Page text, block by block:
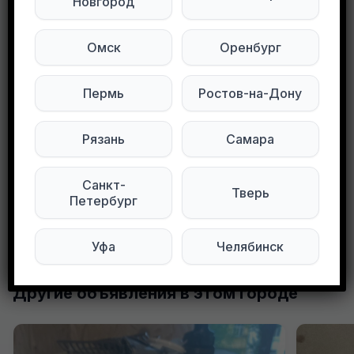
Рубашка на запонках рукава. Запонки в
комплекте не идут .
Подписывайтесь на нас в социальных
сетях:
Мы в Telegram Мы в ВКонтакте
0 0 72 просмотров
Другие объявления в этом городе
Омск Оренбург
Пермь Ростов-на-Дону
Рязань Самара
Санкт-
Петербург
Тверь
Уфа Челябинск